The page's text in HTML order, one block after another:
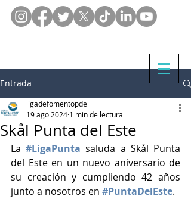
Entrada
Skål Punta del Este
ligadefomentopde
19 ago 2024 1 min de lectura
La #LigaPunta saluda a Skål Punta
del Este en un nuevo aniversario de
su creación y cumpliendo 42 años
junto a nosotros en #PuntaDelEste.